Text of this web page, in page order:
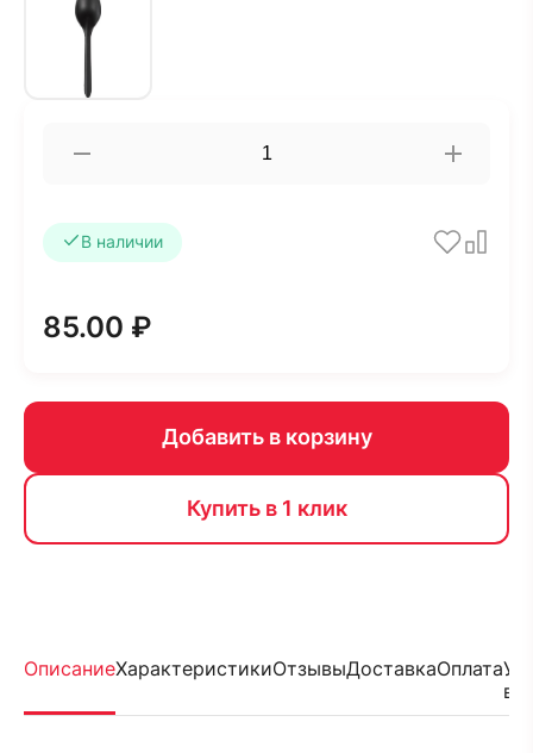
В наличии
85.00 ₽
Добавить в корзину
Купить в 1 клик
ОписаниеХарактеристикиОтзывыДоставкаОплата